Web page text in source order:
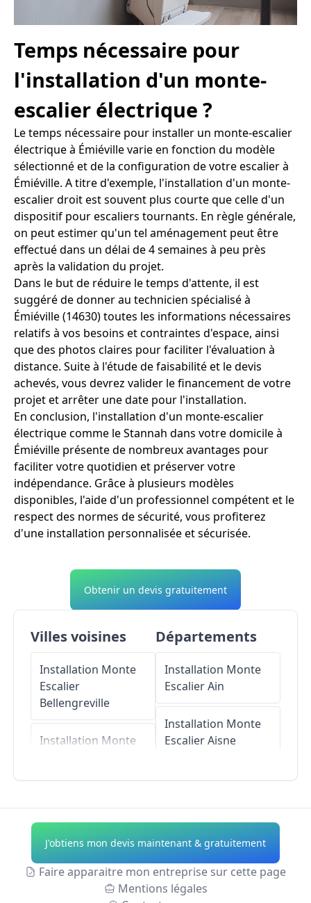
Temps nécessaire pour
l'installation d'un monte-
escalier électrique ?
Le temps nécessaire pour installer un monte-escalier
électrique à Émiéville varie en fonction du modèle
sélectionné et de la configuration de votre escalier à
Émiéville. A titre d'exemple, l'installation d'un monte-
escalier droit est souvent plus courte que celle d'un
dispositif pour escaliers tournants. En règle générale,
on peut estimer qu'un tel aménagement peut être
effectué dans un délai de 4 semaines à peu près
après la validation du projet.
Dans le but de réduire le temps d'attente, il est
suggéré de donner au technicien spécialisé à
Émiéville (14630) toutes les informations nécessaires
relatifs à vos besoins et contraintes d'espace, ainsi
que des photos claires pour faciliter l'évaluation à
distance. Suite à l'étude de faisabilité et le devis
achevés, vous devrez valider le financement de votre
projet et arrêter une date pour l'installation.
En conclusion, l'installation d'un monte-escalier
électrique comme le Stannah dans votre domicile à
Émiéville présente de nombreux avantages pour
faciliter votre quotidien et préserver votre
indépendance. Grâce à plusieurs modèles
disponibles, l'aide d'un professionnel compétent et le
respect des normes de sécurité, vous profiterez
d'une installation personnalisée et sécurisée.
Obtenir un devis gratuitement
Villes voisines
Installation Monte
Escalier
Bellengreville
Installation Monte
EscalierFrénouville
Installation Monte
EscalierSaint-Pair
Départements
Installation Monte
EscalierAin
Installation Monte
EscalierAisne
Installation Monte
EscalierAlpes-de-
Haute-Provence
J'obtiens mon devis maintenant & gratuitement
Faire apparaitre mon entreprise sur cette page
Mentions légales